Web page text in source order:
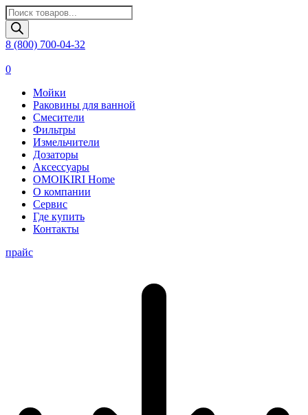
Поиск
товаров
8 (800) 700-04-32
0
Мойки
Раковины для ванной
Смесители
Фильтры
Измельчители
Дозаторы
Аксессуары
OMOIKIRI Home
О компании
Сервис
Где купить
Контакты
прайс